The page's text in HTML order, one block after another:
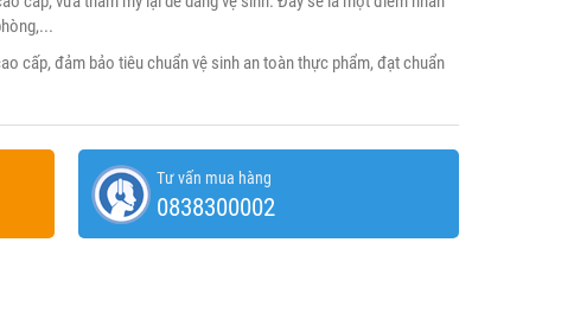
cấp, đảm bảo tiêu chuẩn vệ sinh an toàn thực phẩm, đạt chuẩn
Tư vấn mua hàng
0838300002